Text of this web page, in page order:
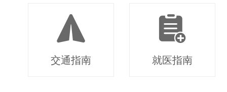
交通指南 就医指南